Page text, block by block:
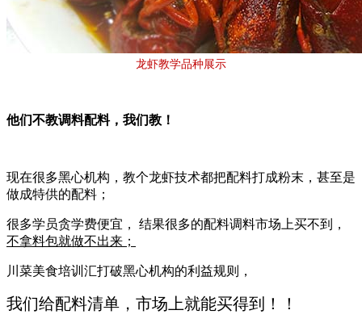
龙虾教学品种展示
他们不教调料配料，我们教！
现在很多黑心机构，教个龙虾技术都把配料打成粉末，甚至是
做成特供的配料；
很多学员贪学费便宜， 结果很多的配料调料市场上买不到，
不拿料包就做不出来；
川菜美食培训汇打破黑心机构的利益规则，
我们给配料清单，市场上就能买得到！！